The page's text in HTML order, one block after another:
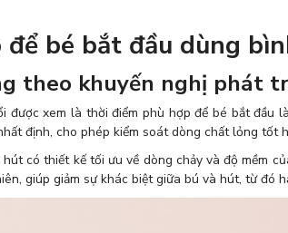
bé bắt đầu dùng
theo khuyến nghị phát
được xem là thời điểm phù hợp để bé bắt
định, cho phép kiểm soát dòng chất lỏng tốt
có thiết kế tối ưu về dòng chảy và độ mềm
giúp giảm sự khác biệt giữa bú và hút, từ đó